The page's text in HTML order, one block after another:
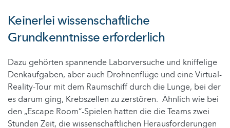
Keinerlei wissenschaftliche
Grundkenntnisse erforderlich
Dazu gehörten spannende Laborversuche und kniffelige
Denkaufgaben, aber auch Drohnenflüge und eine Virtual-
Reality-Tour mit dem Raumschiff durch die Lunge, bei der
es darum ging, Krebszellen zu zerstören. Ähnlich wie bei
den „Escape Room“-Spielen hatten die die Teams zwei
Stunden Zeit, die wissenschaftlichen Herausforderungen